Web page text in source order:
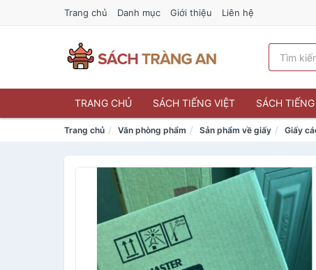
Trang chủ Danh mục Giới thiệu Liên hệ
TRANG CHỦ SÁCH TIẾNG VIỆT SÁCH
Trang chủ Văn phòng phẩm Sản phẩm về giấy Giấy